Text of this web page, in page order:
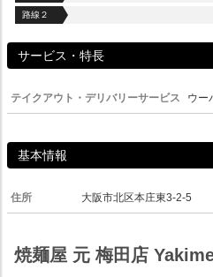
路線２
サービス・特長
テイクアウト・デリバリーサービス ウー
基本情報
住所 大阪市北区本庄東3-2-5
焼麺屋 元 梅田店